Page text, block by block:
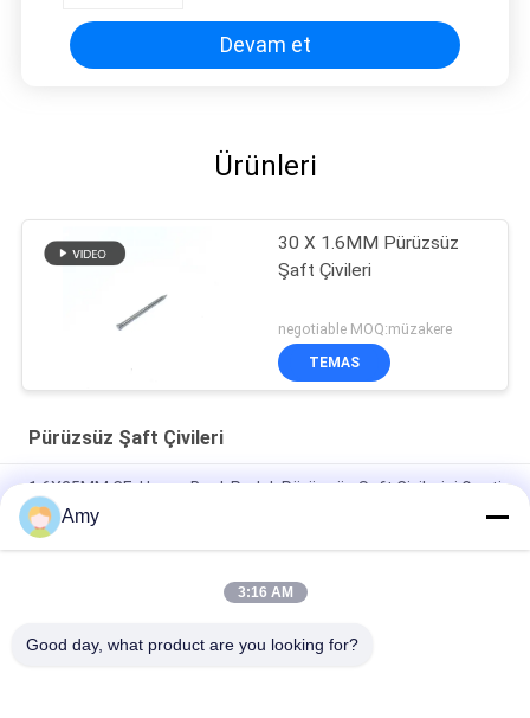
Devam et
Ürünleri
30 X 1.6MM Pürüzsüz
Şaft Çivileri
negotiable MOQ:müzakere
TEMAS
Pürüzsüz Şaft Çivileri
1.6X25MM CE, Havşa Başlı Parlak Pürüzsüz Şaft Çivilerini Geçti
Ahşap Proje için Düz Kafa Pürüzsüz Şaft Çiviler Paslanmaz
Çelik
20MM X 1.7 Pürüzsüz Şaft Çivileri Panel Pimi Korozyon ve Pas
Amy
3:16 AM
Good day, what product are you looking for?